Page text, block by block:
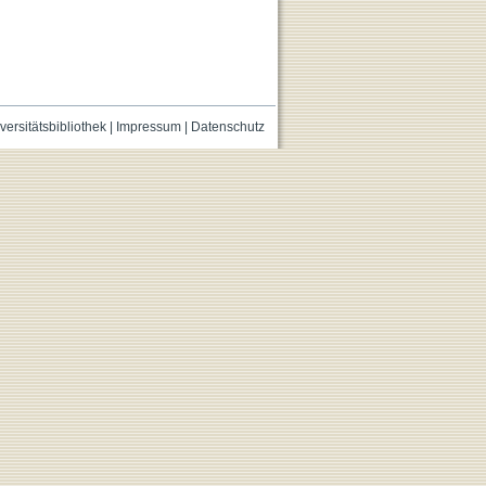
| Impressum| Datenschutz